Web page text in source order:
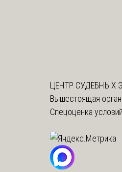
ЦЕНТР СУДЕБНЫХ
Вышестоящая
Спецоценка